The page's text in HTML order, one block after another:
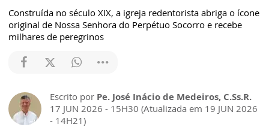
Construída no século XIX, a igreja redentorista abriga o ícone
original de Nossa Senhora do Perpétuo Socorro e recebe
milhares de peregrinos
Escrito por Pe. José Inácio de Medeiros, C.Ss.R.
17 JUN 2026 - 15H30 (Atualizada em 19 JUN 2026
- 14H21)